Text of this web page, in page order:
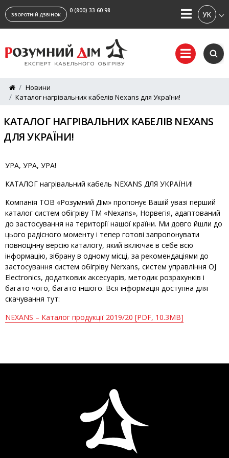
ЗВОРОТНІЙ ДЗВІНОК
0 (800) 33 60 98
Новини
Каталог нагрівальних кабелів Nexans для України!
КАТАЛОГ НАГРІВАЛЬНИХ КАБЕЛІВ NEXANS
ДЛЯ УКРАЇНИ!
УРА, УРА, УРА!
КАТАЛОГ нагрівальний кабель NEXANS ДЛЯ УКРАЇНИ!
Компанія ТОВ «Розумний Дім» пропонує Вашій увазі перший
каталог систем обігріву ТМ «Nexans», Норвегія, адаптований
до застосування на території нашої країни. Ми довго йшли до
цього радісного моменту і тепер готові запропонувати
повноцінну версію каталогу, який включає в себе всю
інформацію, зібрану в одному місці, за рекомендаціями до
застосування систем обігріву Nerxans, систем управління OJ
Electronics, додаткових аксесуарів, методик розрахунків і
багато чого, багато іншого. Вся інформація доступна для
скачування тут:
NEXANS – Каталог продукції 2019/20 [PDF, 10.3MB]